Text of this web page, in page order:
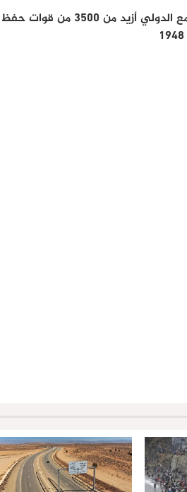
ففي هذا اليوم الدولي للقبعات الزرق، يكرم المجتمع الدولي أزيد من 3500 من قوات حفظ